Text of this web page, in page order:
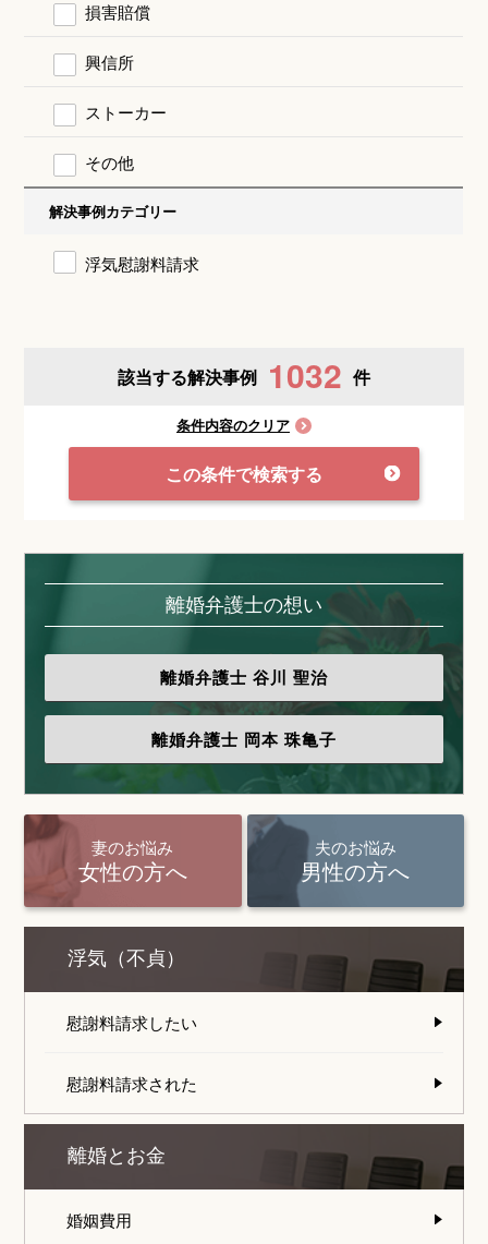
損害賠償
興信所
ストーカー
その他
解決事例カテゴリー
浮気慰謝料請求
該当する解決事例 1032 件
条件内容のクリア
この条件で検索する
離婚弁護士の想い
離婚弁護士 谷川 聖治
離婚弁護士 岡本 珠亀子
妻のお悩み
女性の方へ
夫のお悩み
男性の方へ
浮気（不貞）
慰謝料請求したい
慰謝料請求された
離婚とお金
婚姻費用